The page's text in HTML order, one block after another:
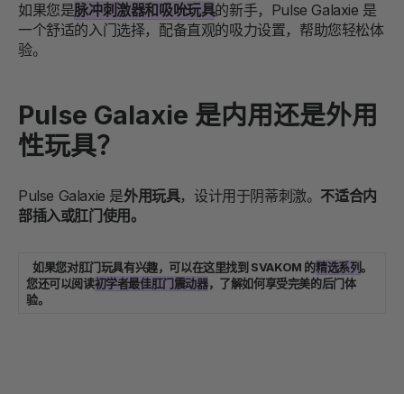
如果您是脉冲刺激器和吸吮玩具的新手，Pulse Galaxie 是
一个舒适的入门选择，配备直观的吸力设置，帮助您轻松体
验。
Pulse Galaxie 是内用还是外用
性玩具？
Pulse Galaxie 是外用玩具，设计用于阴蒂刺激。 不适合内
部插入或肛门使用。
如果您对肛门玩具有兴趣，可以在这里找到 SVAKOM 的精选系列。
您还可以阅读初学者最佳肛门震动器，了解如何享受完美的后门体
验。